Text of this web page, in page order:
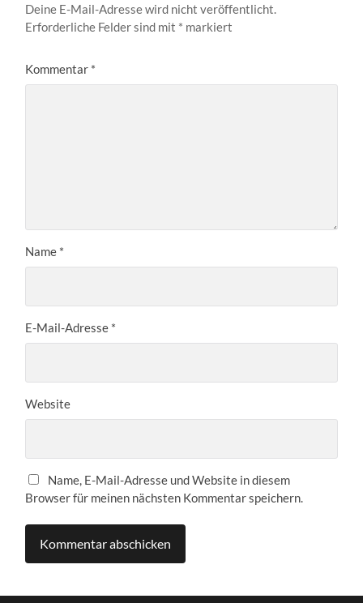
Deine E-Mail-Adresse wird nicht veröffentlicht.
Erforderliche Felder sind mit * markiert
Kommentar *
Name *
E-Mail-Adresse *
Website
Name, E-Mail-Adresse und Website in diesem
Browser für meinen nächsten Kommentar speichern.